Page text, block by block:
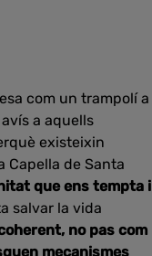
com un trampolí a
a aquells
existeixin
Capella de Santa
que ens tempta i
salvar la vida
no pas com
mecanismes